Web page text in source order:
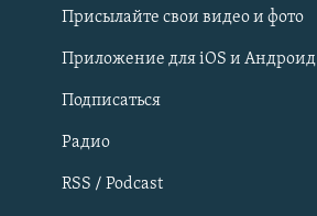
Українською
Qırımtatar
ПРИСОЕДИНЯЙТЕСЬ!
Присылайте свои видео и фото
Приложение для iOS и Андроид
Подписаться
Радио
RSS / Podcast